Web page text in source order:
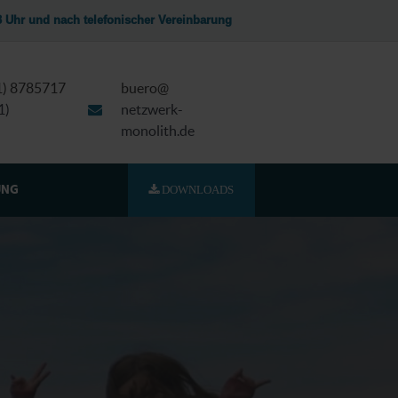
Uhr und nach telefonischer Vereinbarung
8785717
buero@
netzwerk-
monolith.de
DOWNLOADS